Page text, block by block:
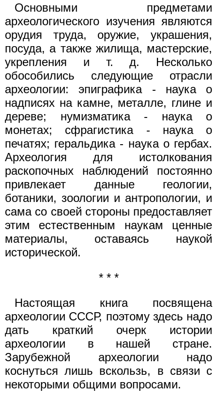
Основными предметами
археологического изучения являются
орудия труда, оружие, украшения,
посуда, а также жилища, мастерские,
укрепления и т. д. Несколько
обособились следующие отрасли
археологии: эпиграфика - наука о
надписях на камне, металле, глине и
дереве; нумизматика - наука о
монетах; сфрагистика - наука о
печатях; геральдика - наука о гербах.
Археология для истолкования
раскопочных наблюдений постоянно
привлекает данные геологии,
ботаники, зоологии и антропологии, и
сама со своей стороны предоставляет
этим естественным наукам ценные
материалы, оставаясь наукой
исторической.
* * *
Настоящая книга посвящена
археологии СССР, поэтому здесь надо
дать краткий очерк истории
археологии в нашей стране.
Зарубежной археологии надо
коснуться лишь вскользь, в связи с
некоторыми общими вопросами.